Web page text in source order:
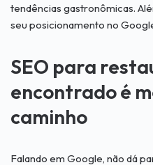
tendências gastronômicas.
seu posicionamento no
SEO para
encontrado é
caminho
Falando em Google, não dá